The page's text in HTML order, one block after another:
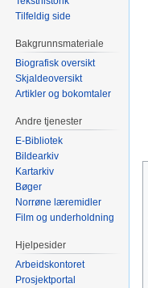
Tilfeldig side
Bakgrunnsmateriale
Biografisk oversikt
Skjaldeoversikt
Artikler og bokomtaler
Andre tjenester
E-Bibliotek
Bildearkiv
Kartarkiv
Bøger
Norrøne læremidler
Film og underholdning
Hjelpesider
Arbeidskontoret
Prosjektportal